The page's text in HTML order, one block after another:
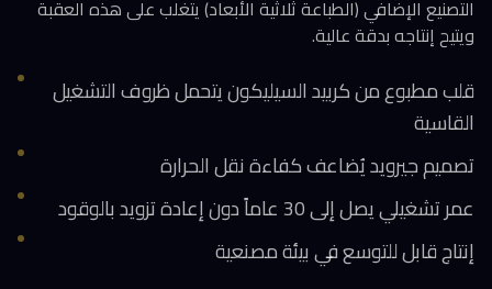
التصنيع الإضافي (الطباعة ثلاثية الأبعاد) يتغلب على هذه العقبة
ويتيح إنتاجه بدقة عالية.
قلب مطبوع من كربيد السيليكون يتحمل ظروف التشغيل
القاسية
تصميم جيرويد يُضاعف كفاءة نقل الحرارة
عمر تشغيلي يصل إلى 30 عاماً دون إعادة تزويد بالوقود
إنتاج قابل للتوسع في بيئة مصنعية